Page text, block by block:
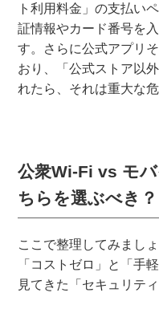
ト利用料金」の支払い
証情報やカード番号を
す。さらに公式アプリ
おり、「公式ストア以
れたら、それは重大な
公衆Wi-Fi vs モ
ちらを選ぶべき？
ここで整理してみまし
「コストゼロ」と「手
見てきた「セキュリテ